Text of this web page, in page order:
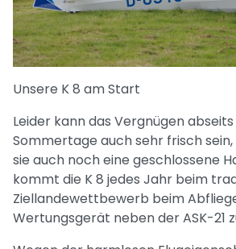
Unsere K 8 am Start
Leider kann das Vergnügen
Sommertage auch sehr frisch
sie auch noch eine geschlossene
kommt die K 8 jedes Jahr beim
Ziellandewettbewerb beim
Wertungsgerät neben der ASK-21